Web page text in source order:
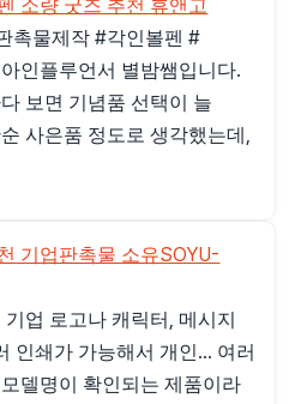
소량 굿즈 추천 휴앤고
촉물제작 #각인볼펜 #
인플루언서 별밤쌤입니다.
보면 기념품 선택이 늘
사은품 정도로 생각했는데,
기업판촉물 소유SOYU-
업 로고나 캐릭터, 메시지
인쇄가 가능해서 개인... 여러
델명이 확인되는 제품이라